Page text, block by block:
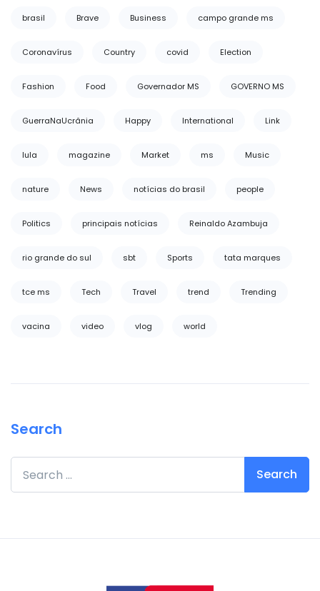
brasil Brave Business campo grande ms
Coronavírus Country covid Election
Fashion Food Governador MS GOVERNO MS
GuerraNaUcrânia Happy International Link
lula magazine Market ms Music
nature News notícias do brasil people
Politics principais notícias Reinaldo Azambuja
rio grande do sul sbt Sports tata marques
tce ms Tech Travel trend Trending
vacina video vlog world
Search
Search for: